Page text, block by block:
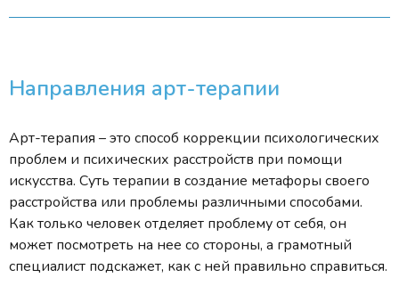
Направления арт-терапии
Арт-терапия – это способ коррекции психологических
проблем и психических расстройств при помощи
искусства. Суть терапии в создание метафоры своего
расстройства или проблемы различными способами.
Как только человек отделяет проблему от себя, он
может посмотреть на нее со стороны, а грамотный
специалист подскажет, как с ней правильно справиться.